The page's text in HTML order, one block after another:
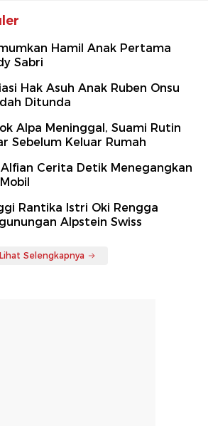
Hamil Anak Pertama
Sabri
Hak Asuh Anak Ruben Onsu
Ditunda
Alpa Meninggal, Suami Rutin
Sebelum Keluar Rumah
Alfian Cerita Detik Menegangkan
Rantika Istri Oki Rengga
Alpstein Swiss
Lihat Selengkapnya